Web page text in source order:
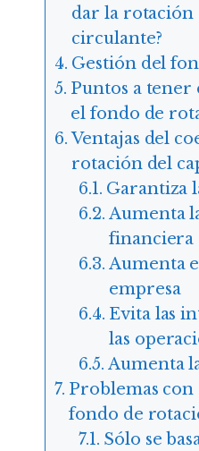
dar la rotación
circulante?
Gestión del
Puntos a tener
el fondo de
Ventajas del
rotación del
Garantiza
Aumenta
financiera
Aumenta
empresa
Evita las
las
Aumenta
Problemas
fondo de
Sólo se